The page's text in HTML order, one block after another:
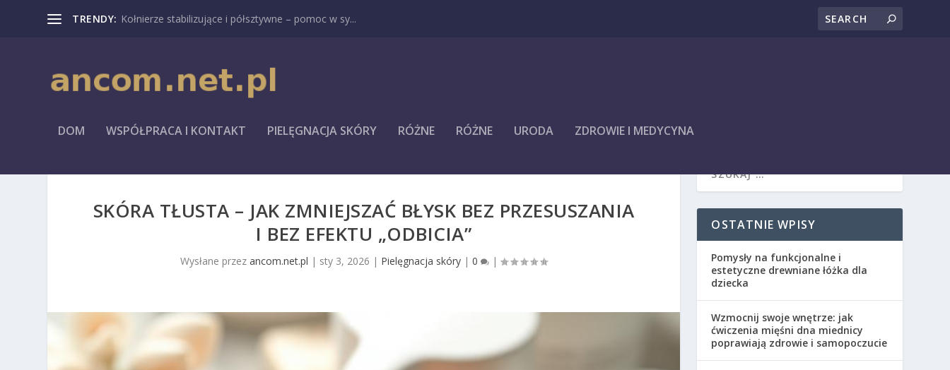
TRENDY: Kołnierze stabilizujące i półsztywne – pomoc w sy...
DOM WSPÓŁPRACA I KONTAKT PIELĘGNACJA SKÓRY RÓŻNE RÓŻNE URODA ZDROWIE I MEDYCYNA
SKÓRA TŁUSTA – JAK ZMNIEJSZAĆ BŁYSK BEZ PRZESUSZANIA
I BEZ EFEKTU „ODBICIA”
Wysłane przezancom.net.pl | sty 3, 2026 | Pielęgnacja skóry |0 |
OSTATNIE WPISY
Pomysły na funkcjonalne i
estetyczne drewniane łóżka dla
dziecka
Wzmocnij swoje wnętrze: jak
ćwiczenia mięśni dna miednicy
poprawiają zdrowie i samopoczucie